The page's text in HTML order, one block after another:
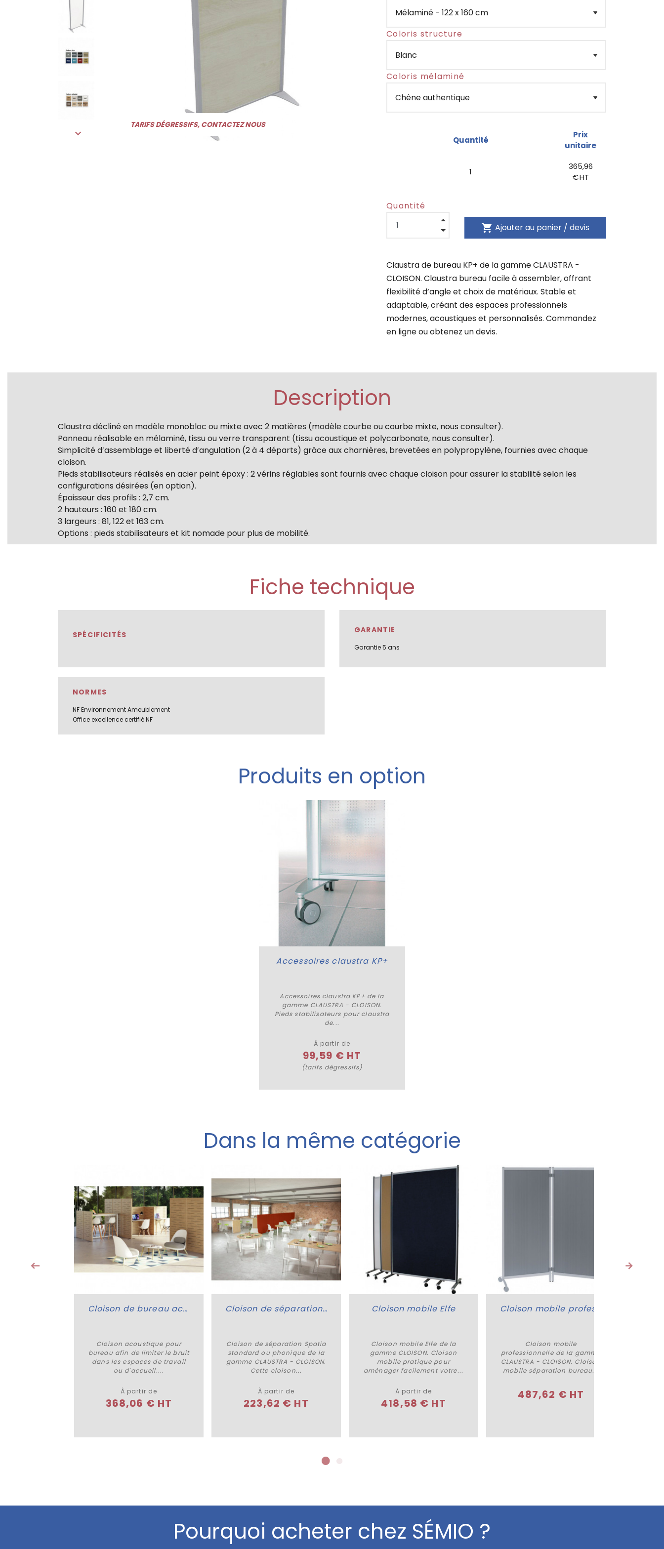
expand_more
TARIFS DÉGRESSIFS, CONTACTEZ NOUS
Coloris structure
Coloris mélaminé
Quantité
Prix
unitaire
1
365,96
€ HT
Quantité
shopping_cart Ajouter au panier / devis
Claustra de bureau KP+ de la gamme CLAUSTRA -
CLOISON. Claustra bureau facile à assembler, offrant
flexibilité d’angle et choix de matériaux. Stable et
adaptable, créant des espaces professionnels
modernes, acoustiques et personnalisés. Commandez
en ligne ou obtenez un devis.
Description
Claustra décliné en modèle monobloc ou mixte avec 2 matières (modèle courbe ou courbe mixte, nous consulter).
Panneau réalisable en mélaminé, tissu ou verre transparent (tissu acoustique et polycarbonate, nous consulter).
Simplicité d’assemblage et liberté d’angulation (2 à 4 départs) grâce aux charnières, brevetées en polypropylène, fournies avec chaque
cloison.
Pieds stabilisateurs réalisés en acier peint époxy : 2 vérins réglables sont fournis avec chaque cloison pour assurer la stabilité selon les
configurations désirées (en option).
Épaisseur des profils : 2,7 cm.
2 hauteurs : 160 et 180 cm.
3 largeurs : 81, 122 et 163 cm.
Options : pieds stabilisateurs et kit nomade pour plus de mobilité.
Fiche technique
SPÉCIFICITÉS GARANTIE
Garantie 5 ans
NORMES
NF Environnement Ameublement
Office excellence certifié NF
Produits en option
Plus de détails
Accessoires claustra KP+
Accessoires claustra KP+ de la
gamme CLAUSTRA - CLOISON.
Pieds stabilisateurs pour claustra
de...
À partir de
99,59 € HT
(tarifs dégressifs)
Dans la même catégorie
Plus de détails
Cloison de bureau acoustique Bois
Cloison acoustique pour
bureau afin de limiter le bruit
dans les espaces de travail
ou d'accueil....
À partir de
368,06 € HT
Plus de détails
Cloison de séparation Spatia standard ou phonique
Cloison de séparation Spatia
standard ou phonique de la
gamme CLAUSTRA - CLOISON.
Cette cloison...
À partir de
223,62 € HT
Plus de détails
Cloison mobile Elfe
Cloison mobile Elfe de la
gamme CLOISON. Cloison
mobile pratique pour
aménager facilement votre...
À partir de
418,58 € HT
Plus de détails
Cloison mobile
professionnelle de la gamme
CLAUSTRA - CLOISON. Cloison
mobile séparation bureau...
487,62 € HT
Pourquoi acheter chez SÉMIO ?